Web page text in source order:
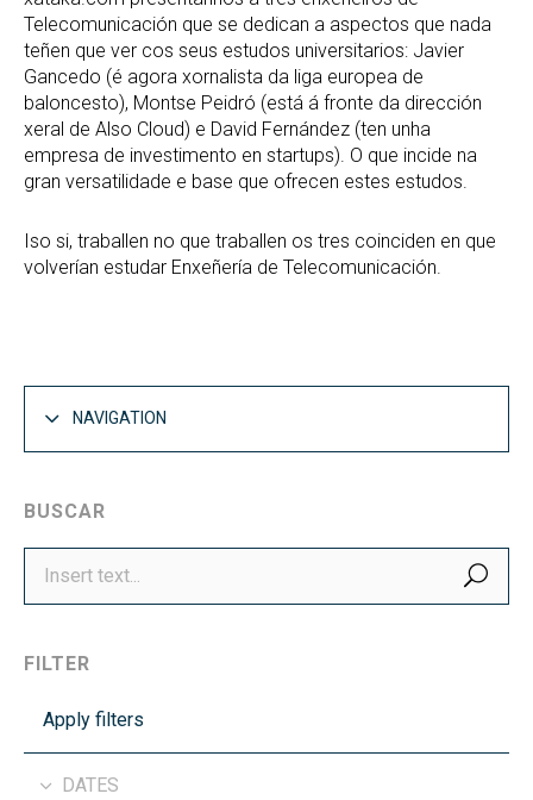
Telecomunicación que se dedican a aspectos que nada
teñen que ver cos seus estudos universitarios: Javier
Gancedo (é agora xornalista da liga europea de
baloncesto), Montse Peidró (está á fronte da dirección
xeral de Also Cloud) e David Fernández (ten unha
empresa de investimento en startups). O que incide na
gran versatilidade e base que ofrecen estes estudos.
Iso si, traballen no que traballen os tres coinciden en que
volverían estudar Enxeñería de Telecomunicación.
NAVIGATION
BUSCAR
FILTER
Apply filters
DATES